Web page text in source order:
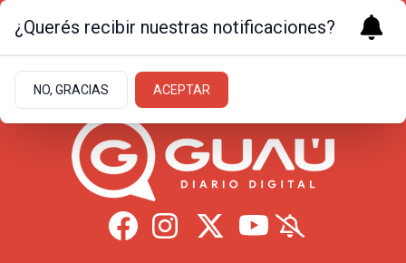
11.7ºc | Formosa
¿Querés recibir nuestras notificaciones?
NO, GRACIAS ACEPTAR